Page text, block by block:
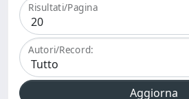
Risultati/Pagina
Autori/Record: